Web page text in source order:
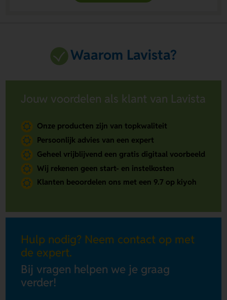
Waarom Lavista?
Jouw voordelen als klant van Lavista
Onze producten zijn van topkwaliteit
Persoonlijk advies van een expert
Geheel vrijblijvend een gratis digitaal voorbeeld
Wij rekenen geen start- en instelkosten
Klanten beoordelen ons met een 9.7 op kiyoh
Hulp nodig? Neem contact op met
de expert.
Bij vragen helpen we je graag
verder!